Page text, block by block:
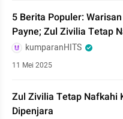
5 Berita Populer:
Payne; Zul Zivilia Tetap
kumparanHITS
11 Mei 2025
Zul Zivilia Tetap Nafkahi
Dipenjara